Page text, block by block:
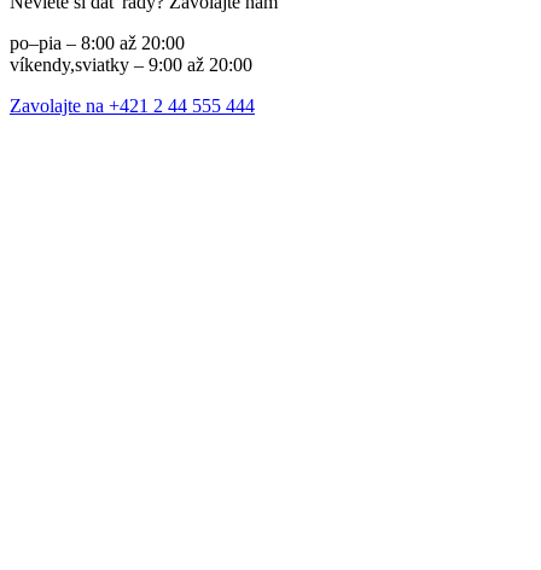
po–pia – 8:00 až 20:00
víkendy,sviatky – 9:00 až 20:00
Zavolajte na +421 2 44 555 444